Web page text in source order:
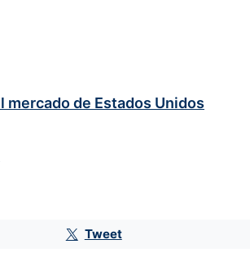
mercado de Estados Unidos
Tweet